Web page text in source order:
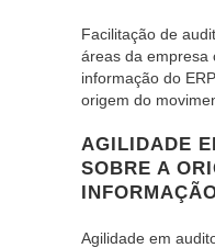
Facilitação de
áreas da empresa
informação do
origem do
AGILIDADE
SOBRE A
Agilidade em